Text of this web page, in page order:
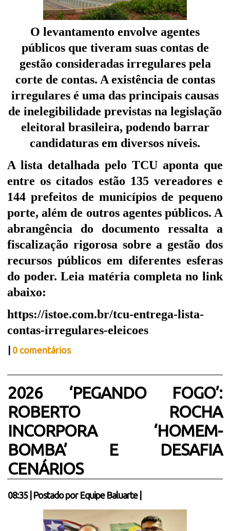
O levantamento envolve agentes
públicos que tiveram suas contas de
gestão consideradas irregulares pela
corte de contas. A existência de contas
irregulares é uma das principais causas
de inelegibilidade previstas na legislação
eleitoral brasileira, podendo barrar
candidaturas em diversos níveis.
A lista detalhada pelo TCU aponta que
entre os citados estão 135 vereadores e
144 prefeitos de municípios de pequeno
porte, além de outros agentes públicos. A
abrangência do documento ressalta a
fiscalização rigorosa sobre a gestão dos
recursos públicos em diferentes esferas
do poder. Leia matéria completa no link
abaixo:
https://istoe.com.br/tcu-entrega-lista-
contas-irregulares-eleicoes
0 comentários
2026 ‘PEGANDO FOGO’:
ROBERTO ROCHA
INCORPORA ‘HOMEM-
BOMBA’ E DESAFIA
CENÁRIOS
08:35| Postado por Equipe Baluarte